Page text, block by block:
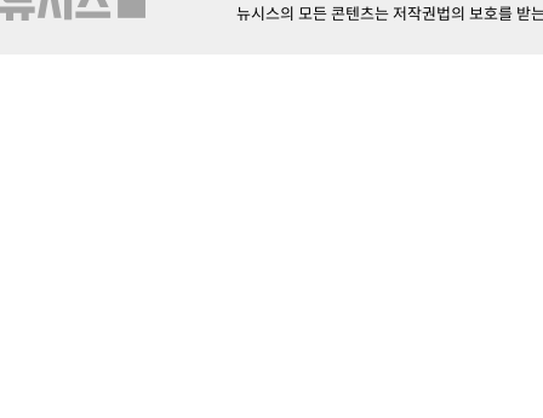
뉴시스의 모든 콘텐츠는 저작권법의 보호를